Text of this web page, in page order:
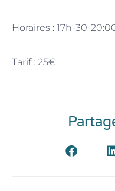
Horaires : 17h-30-
Tarif : 25€